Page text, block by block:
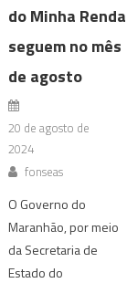
do Minha Renda
seguem no mês
de agosto
20 de agosto de
2024
fonseas
O Governo do
Maranhão, por meio
da Secretaria de
Estado do